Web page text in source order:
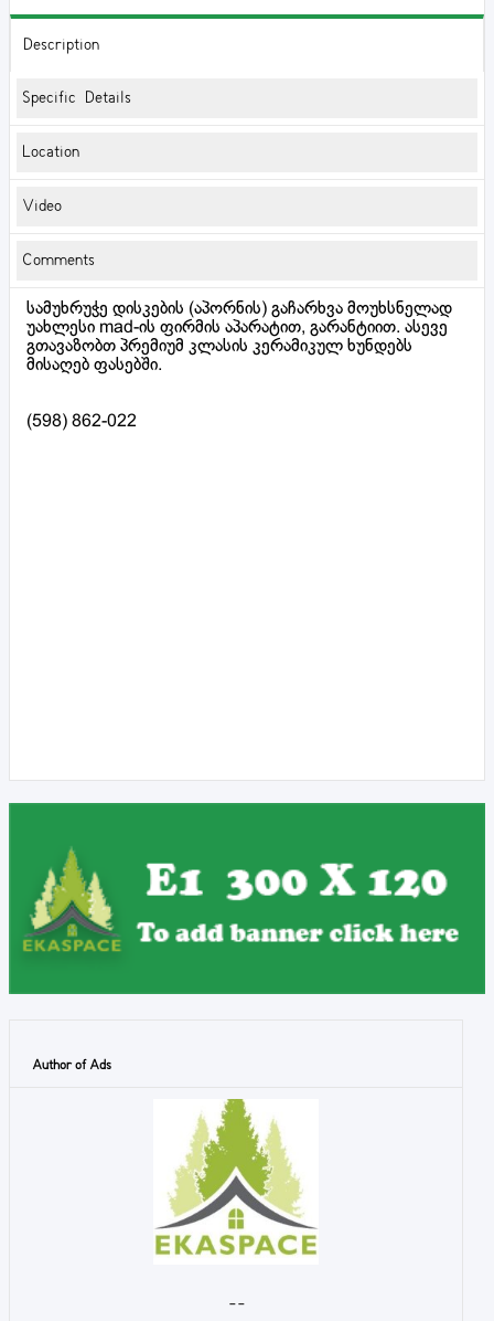
Description
Specific Details
Location
Video
Comments
სამუხრუჭე დისკების (აპორნის) გაჩარხვა მოუხსნელად
უახლესი mad-ის ფირმის აპარატით, გარანტიით. ასევე
გთავაზობთ პრემიუმ კლასის კერამიკულ ხუნდებს
მისაღებ ფასებში.
(598) 862-022
Author of Ads
- -